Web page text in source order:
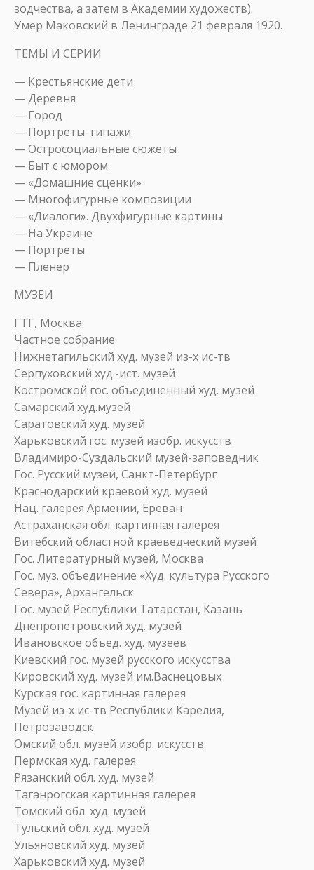
зодчества, а затем в Академии художеств).
Умер Маковский в Ленинграде 21 февраля 1920.
ТЕМЫ И СЕРИИ
— Крестьянские дети
— Деревня
— Город
— Портреты-типажи
— Остросоциальные сюжеты
— Быт с юмором
— «Домашние сценки»
— Многофигурные композиции
— «Диалоги». Двухфигурные картины
— На Украине
— Портреты
— Пленер
МУЗЕИ
ГТГ, Москва
Частное собрание
Нижнетагильский худ. музей из-х ис-тв
Серпуховский худ.-ист. музей
Костромской гос. объединенный худ. музей
Самарский худ.музей
Саратовский худ. музей
Харьковский гос. музей изобр. искусств
Владимиро-Суздальский музей-заповедник
Гос. Русский музей, Санкт-Петербург
Краснодарский краевой худ. музей
Нац. галерея Армении, Ереван
Астраханская обл. картинная галерея
Витебский областной краеведческий музей
Гос. Литературный музей, Москва
Гос. муз. объединение «Худ. культура Русского
Севера», Архангельск
Гос. музей Республики Татарстан, Казань
Днепропетровский худ. музей
Ивановское объед. худ. музеев
Киевский гос. музей русского искусства
Кировский худ. музей им.Васнецовых
Курская гос. картинная галерея
Музей из-х ис-тв Республики Карелия,
Петрозаводск
Омский обл. музей изобр. искусств
Пермская худ. галерея
Рязанский обл. худ. музей
Таганрогская картинная галерея
Томский обл. худ. музей
Тульский обл. худ. музей
Ульяновский худ. музей
Харьковский худ. музей